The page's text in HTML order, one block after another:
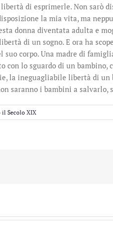
di esprimerle. Non sarò
la mia vita, ma
donna diventata adulta e
di un sogno. E ora ha
corpo. Una madre di
con lo sguardo di un
la ineguagliabile libertà di un
saranno i bambini a salvarlo,
Secolo XIX